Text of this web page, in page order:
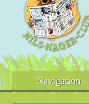
Navigation